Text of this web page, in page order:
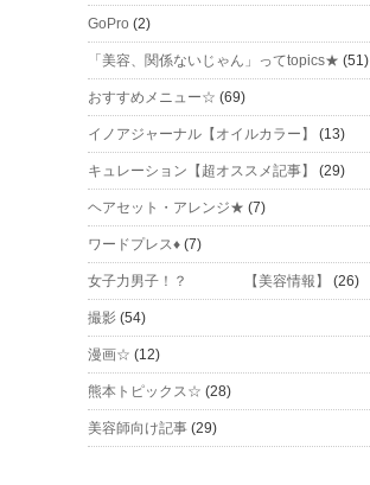
GoPro (2)
「美容、関係ないじゃん」ってtopics★ (51)
おすすめメニュー☆ (69)
イノアジャーナル【オイルカラー】 (13)
キュレーション【超オススメ記事】 (29)
ヘアセット・アレンジ★ (7)
ワードプレス♦ (7)
女子力男子！？ 【美容情報】 (26)
撮影 (54)
漫画☆ (12)
熊本トピックス☆ (28)
美容師向け記事 (29)